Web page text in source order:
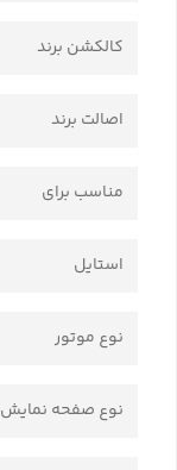
کالکشن برند
اصالت برند
مناسب برای
استایل
نوع موتور
نوع صفحه نمایش